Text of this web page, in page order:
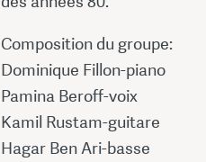
Composition du groupe:
Dominique Fillon-piano
Pamina Beroff-voix
Kamil Rustam-guitare
Hagar Ben Ari-basse